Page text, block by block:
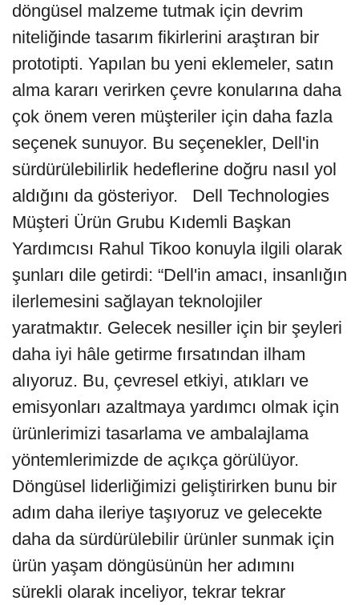
döngüsel malzeme tutmak için devrim
niteliğinde tasarım fikirlerini araştıran bir
prototipti. Yapılan bu yeni eklemeler, satın
alma kararı verirken çevre konularına daha
çok önem veren müşteriler için daha fazla
seçenek sunuyor. Bu seçenekler, Dell'in
sürdürülebilirlik hedeflerine doğru nasıl yol
aldığını da gösteriyor. Dell Technologies
Müşteri Ürün Grubu Kıdemli Başkan
Yardımcısı Rahul Tikoo konuyla ilgili olarak
şunları dile getirdi: “Dell'in amacı, insanlığın
ilerlemesini sağlayan teknolojiler
yaratmaktır. Gelecek nesiller için bir şeyleri
daha iyi hâle getirme fırsatından ilham
alıyoruz. Bu, çevresel etkiyi, atıkları ve
emisyonları azaltmaya yardımcı olmak için
ürünlerimizi tasarlama ve ambalajlama
yöntemlerimizde de açıkça görülüyor.
Döngüsel liderliğimizi geliştirirken bunu bir
adım daha ileriye taşıyoruz ve gelecekte
daha da sürdürülebilir ürünler sunmak için
ürün yaşam döngüsünün her adımını
sürekli olarak inceliyor, tekrar tekrar